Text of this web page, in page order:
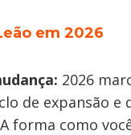
em 2026
2026
de expansão e
forma como